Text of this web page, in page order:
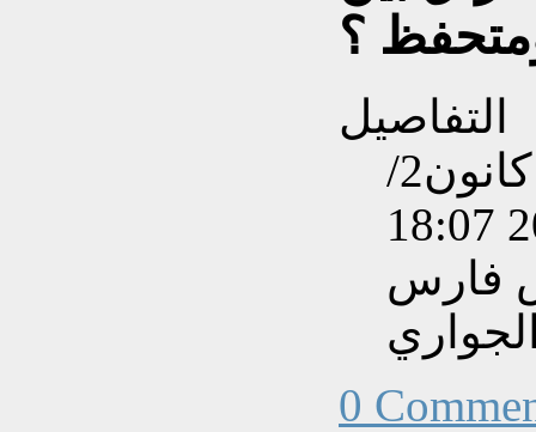
؟
التفاصيل
تم إنشاءه بتاريخ الجمعة, 18 كانون2/
فارس
0